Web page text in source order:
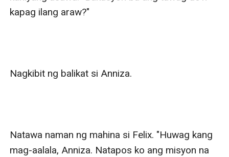
kapag ilang araw?"
Nagkibit ng balikat si Anniza.
Natawa naman ng mahina si Felix. "Huwag kang
mag-aalala, Anniza. Natapos ko ang misyon na